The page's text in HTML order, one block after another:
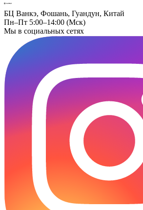
БЦ Ванкэ, Фошань, Гуандун, Китай
Пн–Пт 5:00–14:00 (Мск)
Мы в социальных сетях